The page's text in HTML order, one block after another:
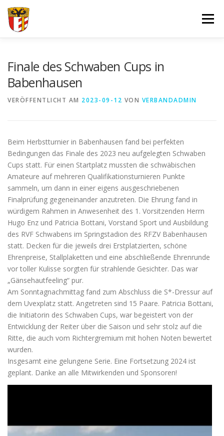
Zum
Inhalt
springen
Menü
Finale des Schwaben Cups in
Babenhausen
VERÖFFENTLICHT AM 2023-09-12 VON VERBANDADMIN
Beim Herbstturnier in Babenhausen fand bei perfekten
Bedingungen das Finale des 2023 neu aufgelegten Schwaben
Cups statt. Für einen Startplatz mussten die schwäbischen
Amateure auf mehreren Qualifikationsturnieren Punkte
sammeln, um dann in einer eigens ausgeschriebenen
Finalprüfung gegeneinander anzutreten. Die Ehrung fand in
würdigem Rahmen in Anwesenheit des 1. Vorsitzenden Herrn
Hugo Enz und Patricia Bottani, Vorstand Sport und Ausbildung
des RVF Schwabens im Springstadion des RFZV Babenhausen
statt. Decken für die jeweils drei Erstplatzierten, schöne
Ehrenpreise, Stallplaketten und eine abschließende Ehrenrunde
vor toller Kulisse sorgten für strahlende Gesichter. Das war
„Gänsehautfeeling“ pur.
Am Sonntagnachmittag fand zum Abschluss die S*-Dressur auf
dem Uvexplatz statt. Angetreten sind 15 Paare. Patricia Bottani,
die Initiatorin des Schwaben Cups, war begeistert von der
Entwicklung der Reiter über die Saison und sehr stolz auf die
Ritte, die auch vom Richtergremium mit hohen Noten bewertet
wurden.
Insgesamt eine gelungene Serie. Eine Fortsetzung 2024 ist
geplant. Danke an alle Mitwirkenden und Sponsoren!